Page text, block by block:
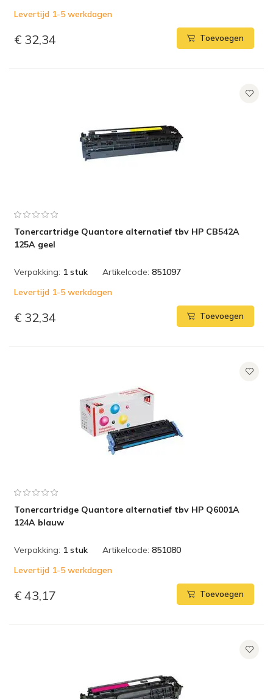
Levertijd 1-5 werkdagen
€ 32,34 Toevoegen
Tonercartridge Quantore alternatief tbv HP CB542A
125A geel
Verpakking: 1 stuk Artikelcode: 851097
Levertijd 1-5 werkdagen
€ 32,34 Toevoegen
Tonercartridge Quantore alternatief tbv HP Q6001A
124A blauw
Verpakking: 1 stuk Artikelcode: 851080
Levertijd 1-5 werkdagen
€ 43,17 Toevoegen